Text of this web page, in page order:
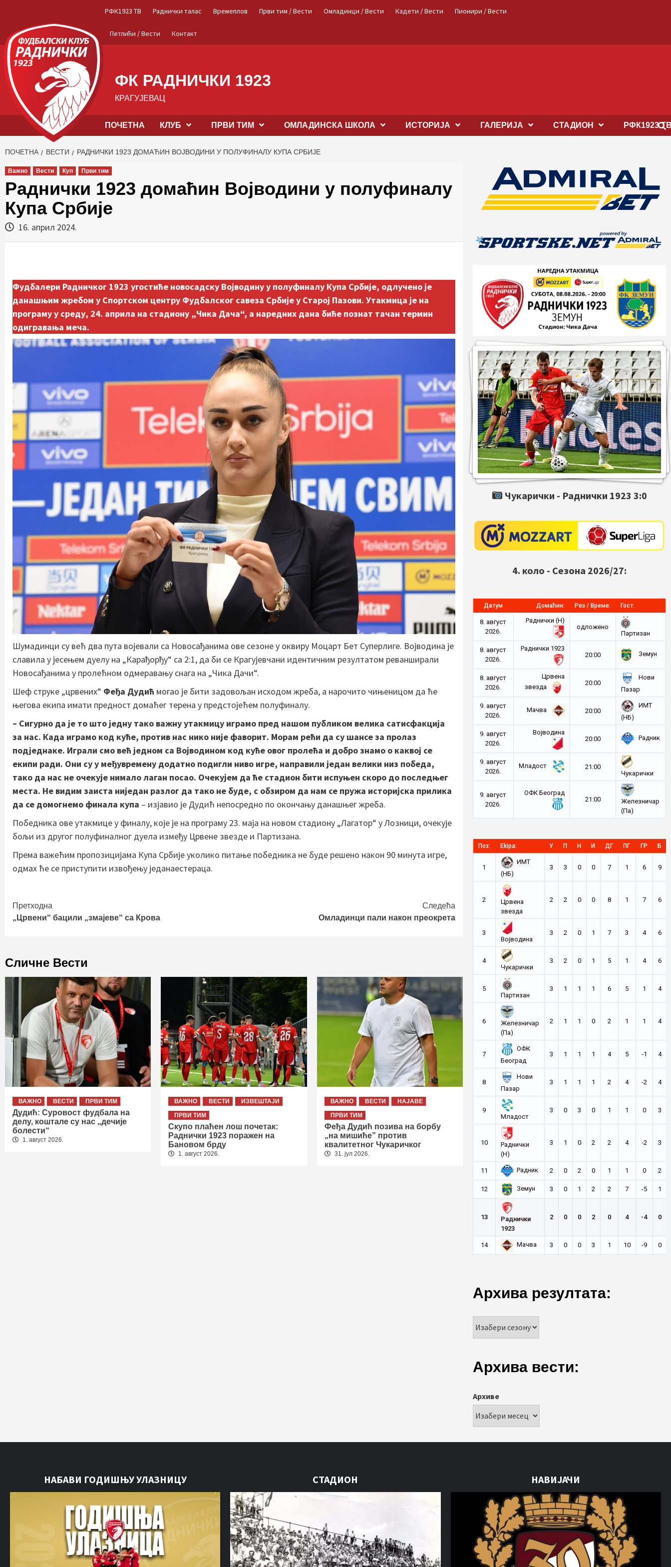
content
РФК1923 ТВ Раднички талас Времеплов Први тим / Вести Омладинци / Вести Кадети / Вести Пионири / Вести
Петлићи / Вести Контакт
ФК РАДНИЧКИ 1923
КРАГУЈЕВАЦ
ПОЧЕТНА КЛУБ ПРВИ ТИМ OМЛАДИНСКА ШКОЛА ИСТОРИЈА ГАЛЕРИЈА СТАДИОН РФК1923
ПОЧЕТНА ВЕСТИ РАДНИЧКИ 1923 ДОМАЋИН ВОЈВОДИНИ У ПОЛУФИНАЛУ КУПА СРБИЈЕ
Важно Вести Куп Први тим
Раднички 1923 домаћин Војводини у полуфиналу
Купа Србије
16. април 2024.
Фудбалери Радничког 1923 угостиће новосадску Војводину у полуфиналу Купа Србије, одлучено је
данашњим жребом у Спортском центру Фудбалског савеза Србије у Старој Пазови. Утакмица је на
програму у среду, 24. априла на стадиону „Чика Дача“, а наредних дана биће познат тачан термин
одигравања меча.
Шумадинци су већ два пута војевали са Новосађанима ове сезоне у оквиру Моцарт Бет Суперлиге. Војводина је
славила у јесењем дуелу на „Карађорђу“ са 2:1, да би се Крагујевчани идентичним резултатом реванширали
Новосађанима у пролећном одмеравању снага на „Чика Дачи“.
Шеф струке „црвених“ Феђа Дудић могао је бити задовољан исходом жреба, а нарочито чињеницом да ће
његова екипа имати предност домаћег терена у предстојећем полуфиналу.
– Сигурно да је то што једну тако важну утакмицу играмо пред нашом публиком велика сатисфакција
за нас. Када играмо код куће, против нас нико није фаворит. Морам рећи да су шансе за пролаз
подједнаке. Играли смо већ једном са Војводином код куће овог пролећа и добро знамо о каквој се
екипи ради. Они су у међувремену додатно подигли ниво игре, направили један велики низ победа,
тако да нас не очекује нимало лаган посао. Очекујем да ће стадион бити испуњен скоро до последњег
места. Не видим заиста ниједан разлог да тако не буде, с обзиром да нам се пружа историјска прилика
да се домогнемо финала купа – изјавио је Дудић непосредно по окончању данашњег жреба.
Победника ове утакмице у финалу, које је на програму 23. маја на новом стадиону „Лагатор“ у Лозници, очекује
бољи из другог полуфиналног дуела између Црвене звезде и Партизана.
Према важећим пропозицијама Купа Србије уколико питање победника не буде решено након 90 минута игре,
одмах ће се приступити извођењу једанаестераца.
Continue
Reading
Претходна
„Црвени“ бацили „змајеве“ са Крова
Следећа
Омладинци пали након преокрета
Сличне Вести
ВАЖНО ВЕСТИ ПРВИ ТИМ
Дудић: Суровост фудбала на
делу, коштале су нас „дечије
болести“
1. август 2026.
ВАЖНО ВЕСТИ
ИЗВЕШТАЈИ
ПРВИ ТИМ
Скупо плаћен лош почетак:
Раднички 1923 поражен на
Бановом брду
1. август 2026.
ВАЖНО ВЕСТИ
НАЈАВЕ
ПРВИ ТИМ
Феђа Дудић позива на борбу
„на мишиће” против
квалитетног Чукаричког
31. јул 2026.
Чукарички - Раднички 1923 3:0
4. коло - Сезона 2026/27:
Датум Домаћин: Рез / Време: Гост:
8. август
2026.
Раднички (Н)
oдложено
Партизан
8. август
2026.
Раднички 1923
20:00
Земун
8. август
2026.
Црвена
звезда
20:00
Нови
Пазар
9. август
2026.
Мачва 20:00
ИМТ
(НБ)
9. август
2026.
Војводина
20:00
Радник
9. август
2026.
Младост
21:00
Чукарички
9. август
2026.
ОФК Београд
21:00
Железничар
(Па)
Поз: Ekipa: У П Н И ДГ ПГ ГР Б
1
ИМТ
(НБ)
3 3 0 0 7 1 6 9
2
Црвена
звезда
2 2 0 0 8 1 7 6
3
Војводина
3 2 0 1 7 3 4 6
4
Чукарички
3 2 0 1 5 1 4 6
5
Партизан
3 1 1 1 6 5 1 4
6
Железничар
(Па)
2 1 1 0 2 1 1 4
7
ОФК
Београд
3 1 1 1 4 5 -1 4
8
Нови
Пазар
3 1 1 1 2 4 -2 4
9
Младост
3 0 3 0 1 1 0 3
10
Раднички
(Н)
3 1 0 2 2 4 -2 3
11 Радник 2 0 2 0 1 1 0 2
12 Земун 3 0 1 2 2 7 -5 1
13
Раднички
1923
2 0 0 2 0 4 -4 0
14 Мачва 3 0 0 3 1 10 -9 0
Архива резултата:
Архива вести:
Архиве
НАБАВИ ГОДИШЊУ УЛАЗНИЦУ СТАДИОН НАВИЈАЧИ